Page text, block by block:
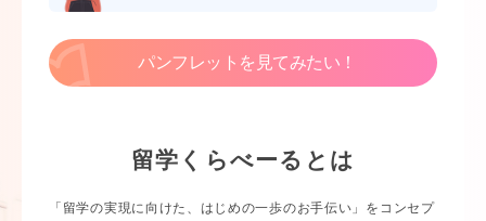
パンフレットを見てみたい！
留学くらべーるとは
「留学の実現に向けた、はじめの一歩のお手伝い」をコンセプ